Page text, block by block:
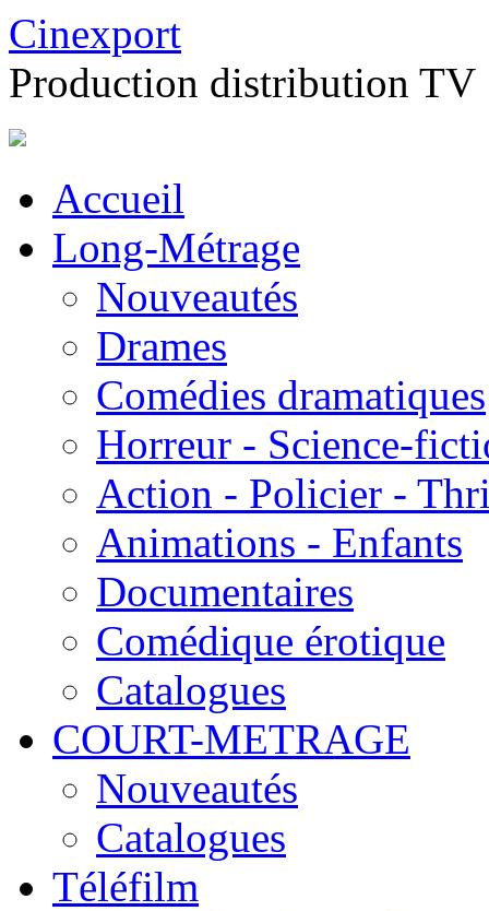
Cinexport
Production distribution TV
Accueil
Long-Métrage
Nouveautés
Drames
Comédies dramatiques
Horreur - Science-
Action - Policier -
Animations - Enfants
Documentaires
Comédique érotique
Catalogues
COURT-METRAGE
Nouveautés
Catalogues
Téléfilm